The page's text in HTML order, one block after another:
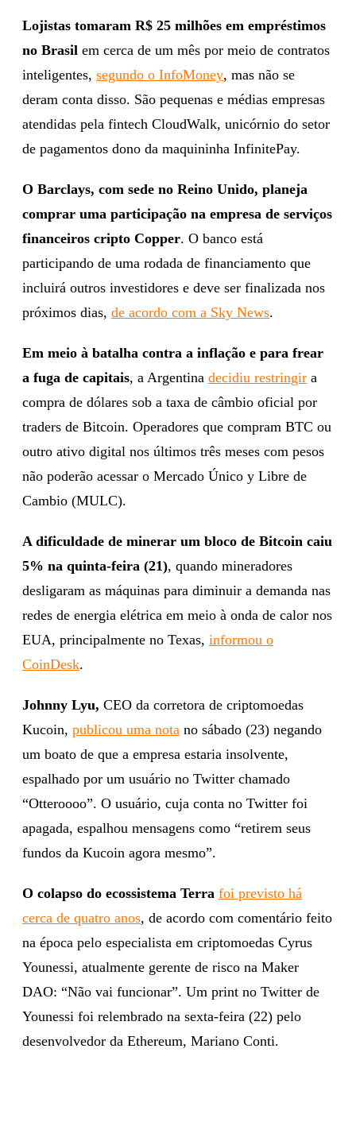
Lojistas tomaram R$ 25 milhões em empréstimos
no Brasil em cerca de um mês por meio de contratos
inteligentes, segundo o InfoMoney, mas não se
deram conta disso. São pequenas e médias empresas
atendidas pela fintech CloudWalk, unicórnio do setor
de pagamentos dono da maquininha InfinitePay.
O Barclays, com sede no Reino Unido, planeja
comprar uma participação na empresa de serviços
financeiros cripto Copper. O banco está
participando de uma rodada de financiamento que
incluirá outros investidores e deve ser finalizada nos
próximos dias, de acordo com a Sky News.
Em meio à batalha contra a inflação e para frear
a fuga de capitais, a Argentina decidiu restringir a
compra de dólares sob a taxa de câmbio oficial por
traders de Bitcoin. Operadores que compram BTC ou
outro ativo digital nos últimos três meses com pesos
não poderão acessar o Mercado Único y Libre de
Cambio (MULC).
A dificuldade de minerar um bloco de Bitcoin caiu
5% na quinta-feira (21), quando mineradores
desligaram as máquinas para diminuir a demanda nas
redes de energia elétrica em meio à onda de calor nos
EUA, principalmente no Texas, informou o
CoinDesk.
Johnny Lyu, CEO da corretora de criptomoedas
Kucoin, publicou uma nota no sábado (23) negando
um boato de que a empresa estaria insolvente,
espalhado por um usuário no Twitter chamado
“Otteroooo”. O usuário, cuja conta no Twitter foi
apagada, espalhou mensagens como “retirem seus
fundos da Kucoin agora mesmo”.
O colapso do ecossistema Terra foi previsto há
cerca de quatro anos, de acordo com comentário feito
na época pelo especialista em criptomoedas Cyrus
Younessi, atualmente gerente de risco na Maker
DAO: “Não vai funcionar”. Um print no Twitter de
Younessi foi relembrado na sexta-feira (22) pelo
desenvolvedor da Ethereum, Mariano Conti.